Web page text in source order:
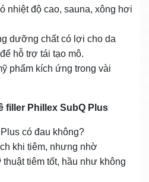
nhiệt độ cao, sauna, xông hơi
dưỡng chất có lợi cho da
hỗ trợ tái tạo mô.
phẩm kích ứng trong vài
filler Phillex SubQ Plus
có đau không?
khi tiêm, nhưng nhờ
thuật tiêm tốt, hầu như không